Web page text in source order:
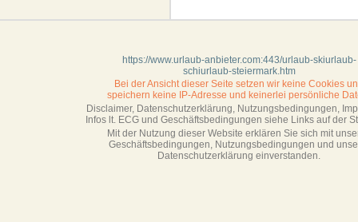
https://www.urlaub-anbieter.com:443/urlaub-skiurlaub-
schiurlaub-steiermark.htm
Bei der Ansicht dieser Seite setzen wir keine Cookies
speichern keine IP-Adresse und keinerlei persönliche
Disclaimer, Datenschutzerklärung, Nutzungsbedingungen,
Infos lt. ECG und Geschäftsbedingungen siehe Links auf der
Mit der Nutzung dieser Website erklären Sie sich mit
Geschäftsbedin­gungen, Nutzungsbedingungen und
Datenschutzerklärung einverstanden.